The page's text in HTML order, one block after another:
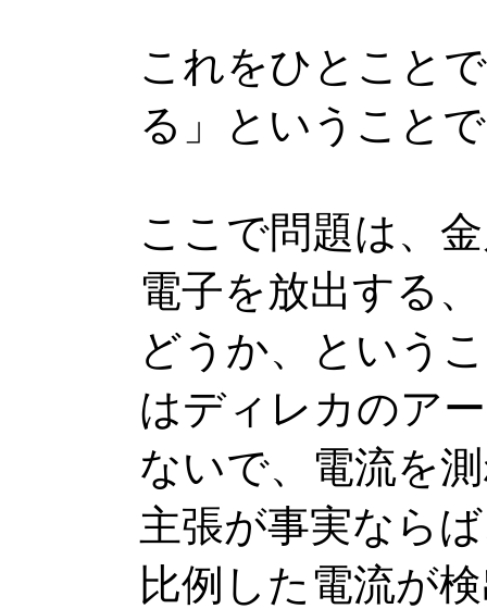
これをひとこと
る」ということ
ここで問題は、
電子を放出する
どうか、という
はディレカのア
ないで、電流を
主張が事実なら
比例した電流が